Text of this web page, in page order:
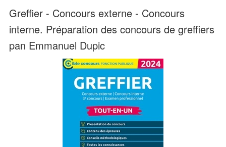
Greffier - Concours externe - Concours
interne. Préparation des concours de greffiers
pan Emmanuel Dupic